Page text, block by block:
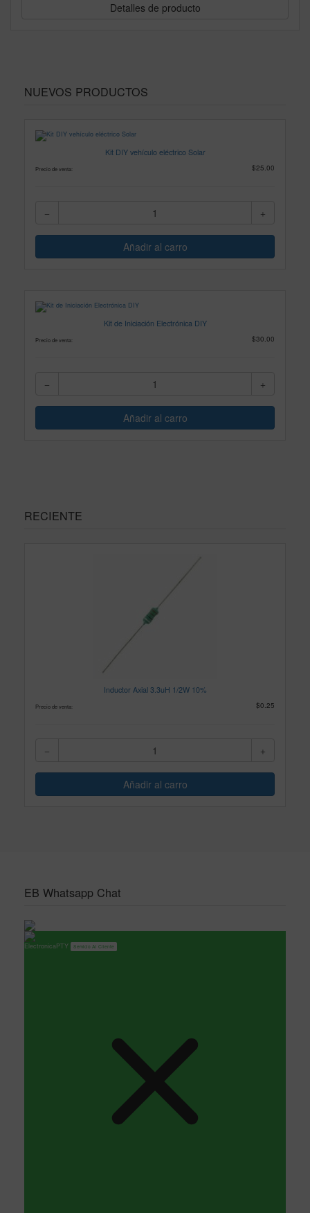
Detalles de producto
NUEVOS PRODUCTOS
Kit DIY vehículo eléctrico Solar
Precio de venta: $25.00
Kit de Iniciación Electrónica DIY
Precio de venta: $30.00
RECIENTE
Inductor Axial 3.3uH 1/2W 10%
Precio de venta: $0.25
EB Whatsapp Chat
ElectronicaPTY Servicio Al Cliente